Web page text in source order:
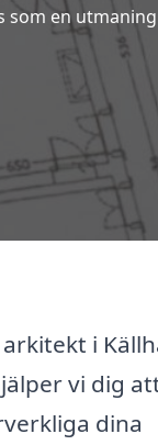
som en
i
vi dig
dina